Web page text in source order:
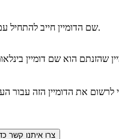
שם הדומיין חייב להתחילתווים בלבד.
לרשום את הדומיין הזה עבור
צרו איתנו קשר